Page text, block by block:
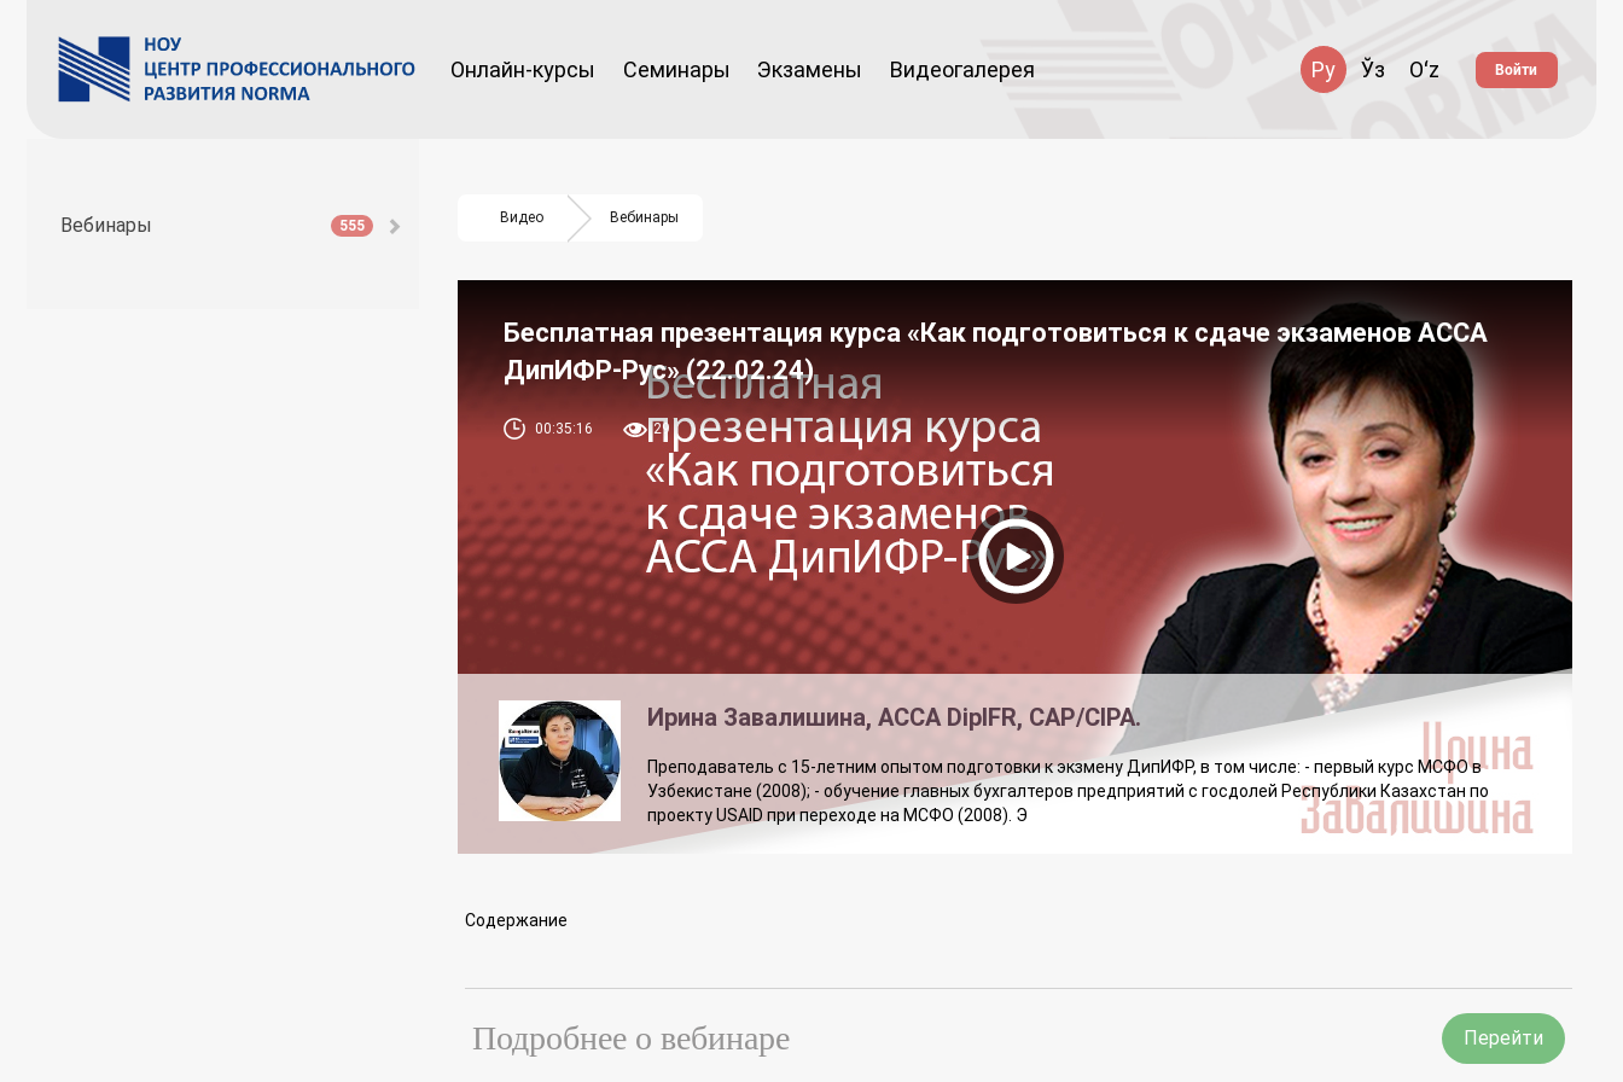
Онлайн-курсы Семинары Экзамены Видеогалерея Ру Ўз Oʻz Войти
Вебинары 555 Видео Вебинары
Бесплатная презентация курса «Как подготовиться к сдаче экзаменов АССА
ДипИФР-Рус» (22.02.24)
00:35:16 29
Ирина Завалишина, ACCA DipIFR, CAP/CIPA.
Преподаватель с 15-летним опытом подготовки к экзмену ДипИФР, в том числе: - первый курс МСФО в
Узбекистане (2008); - обучение главных бухгалтеров предприятий с госдолей Республики Казахстан по
проекту USAID при переходе на МСФО (2008). Э
Содержание
Подробнее о вебинаре Перейти